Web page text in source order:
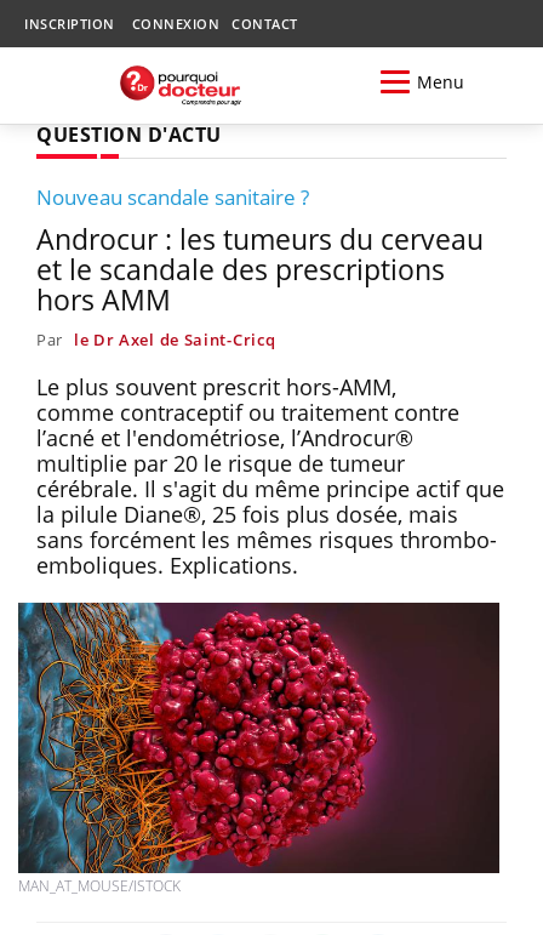
INSCRIPTION CONNEXION CONTACT
Menu
QUESTION D'ACTU
Nouveau scandale sanitaire ?
Androcur : les tumeurs du cerveau
et le scandale des prescriptions
hors AMM
Par le Dr Axel de Saint-Cricq
Le plus souvent prescrit hors-AMM,
comme contraceptif ou traitement contre
l’acné et l'endométriose, l’Androcur®
multiplie par 20 le risque de tumeur
cérébrale. Il s'agit du même principe actif que
la pilule Diane®, 25 fois plus dosée, mais
sans forcément les mêmes risques thrombo-
emboliques. Explications.
MAN_AT_MOUSE/ISTOCK